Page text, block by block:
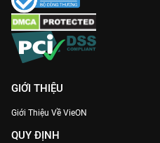
GIỚI THIỆU
Giới Thiệu Về VieON
QUY ĐỊNH